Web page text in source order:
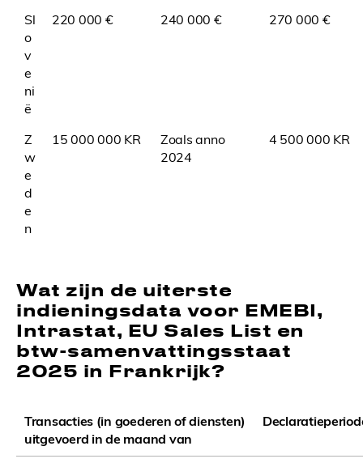
Sl
o
v
e
ni
ë
220 000 € 240 000 € 270 000 €
Z
w
e
d
e
n
15 000 000 KR
Zoals anno
2024
4 500 000 KR
Wat zijn de uiterste
indieningsdata voor EMEBI,
Intrastat, EU Sales List en
btw-samenvattingsstaat
2025 in Frankrijk?
Transacties (in goederen of diensten)
uitgevoerd in de maand van